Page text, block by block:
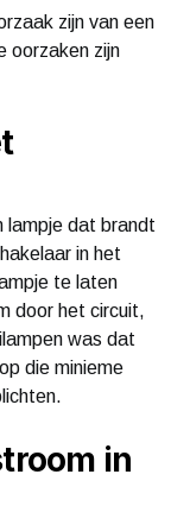
zijn van een
oorzaken zijn
lampje dat brandt
in het
te laten
door het circuit,
was dat
die minieme
in